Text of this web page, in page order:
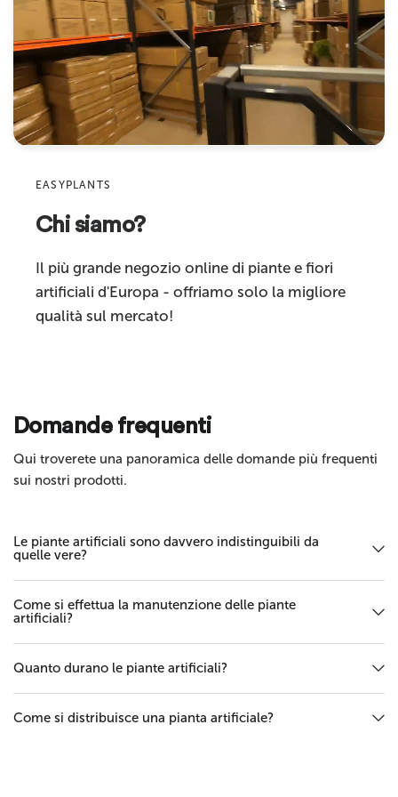
Dimensioni vaso base in cemento Ø17 - 17,5 cm
Diametro consigliato vaso
decorativo
Vaso 20–30 cm
Materiale plastica di alta qualità
Caratteristiche alta qualità
Adatto per
Categoria prodotto
Nome
Indirizzo email
Product
Sku
Commenta
Invia
EASYPLANTS
Chi siamo?
Il più grande negozio online di piante e fiori
artificiali d'Europa - offriamo solo la migliore
qualità sul mercato!
Domande frequenti
Qui troverete una panoramica delle domande più frequenti
sui nostri prodotti.
Le piante artificiali sono davvero indistinguibili da
quelle vere?
Come si effettua la manutenzione delle piante
artificiali?
Quanto durano le piante artificiali?
Come si distribuisce una pianta artificiale?